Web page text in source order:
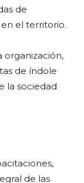
de
el territorio.
organización,
de índole
la sociedad
de las